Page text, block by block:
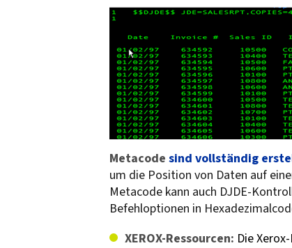
Metacode sind vollständig
um die Position von Daten auf
Metacode kann auch DJDE-
Befehloptionen in
XEROX-Ressourcen: Die